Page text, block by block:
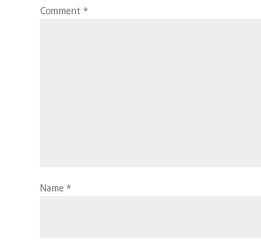
Comment *
Name *